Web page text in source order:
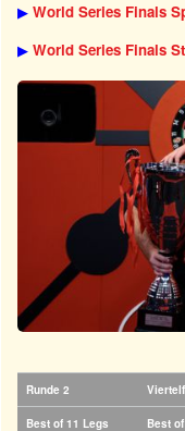
▶ World Series Finals
▶ World Series Finals
Runde 2
Best of 11 Legs Best